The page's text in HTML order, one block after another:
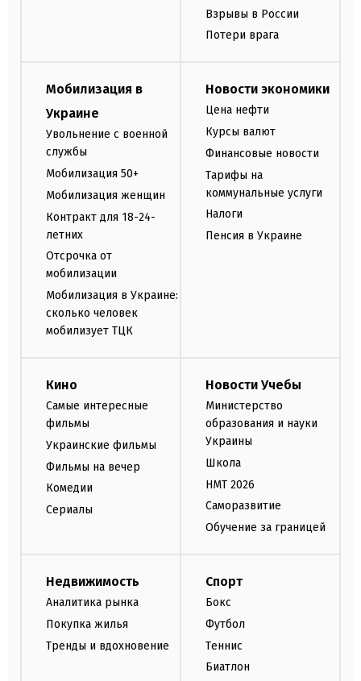
Взрывы в России
Потери врага
Мобилизация в
Украине
Увольнение с военной
службы
Мобилизация 50+
Мобилизация женщин
Контракт для 18-24-
летних
Отсрочка от
мобилизации
Мобилизация в Украине:
сколько человек
мобилизует ТЦК
Новости экономики
Цена нефти
Курсы валют
Финансовые новости
Тарифы на
коммунальные услуги
Налоги
Пенсия в Украине
Кино
Самые интересные
фильмы
Украинские фильмы
Фильмы на вечер
Комедии
Сериалы
Новости Учебы
Министерство
образования и науки
Украины
Школа
НМТ 2026
Саморазвитие
Обучение за границей
Недвижимость
Аналитика рынка
Покупка жилья
Тренды и вдохновение
Спорт
Бокс
Футбол
Теннис
Биатлон